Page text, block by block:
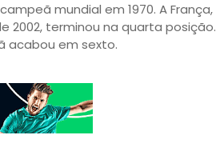
mundial em 1970. A França,
2002, terminou na quarta posição.
acabou em sexto.